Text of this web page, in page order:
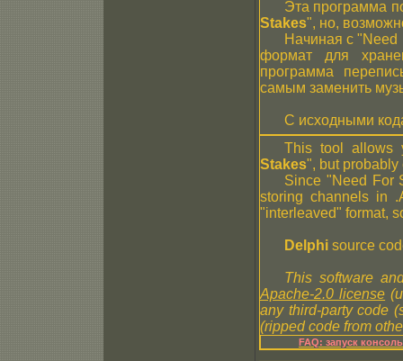
Эта программа
Stakes", но,
Начиная с "Need
формат для
программа
самым заменить
С исходными
This tool allows
Stakes", but probably
Since "Need For
storing channels in
"interleaved" format,
Delphisource
This software
Apache-2.0 license
any third-party code
(ripped code from
FAQ: запуск